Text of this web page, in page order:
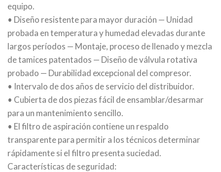
equipo.
• Diseño resistente para mayor duración — Unidad
probada en temperatura y humedad elevadas durante
largos períodos — Montaje, proceso de llenado y mezcla
de tamices patentados — Diseño de válvula rotativa
probado — Durabilidad excepcional del compresor.
• Intervalo de dos años de servicio del distribuidor.
• Cubierta de dos piezas fácil de ensamblar/desarmar
para un mantenimiento sencillo.
• El filtro de aspiración contiene un respaldo
transparente para permitir a los técnicos determinar
rápidamente si el filtro presenta suciedad.
Características de seguridad: